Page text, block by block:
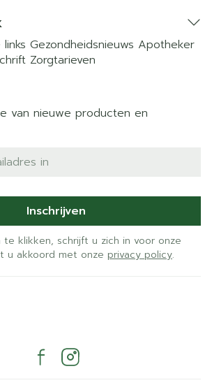
Gezondheidsnieuws Apotheker
Zorgtarieven
van nieuwe producten en
Inschrijven
te klikken, schrijft u zich in voor onze
u akkoord met onze privacy policy.